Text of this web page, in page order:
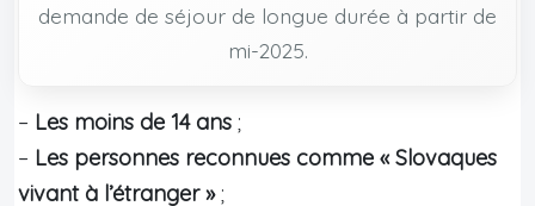
demande de séjour de longue durée à partir de
mi-2025.
– Les moins de 14 ans ;
– Les personnes reconnues comme « Slovaques
vivant à l’étranger »;